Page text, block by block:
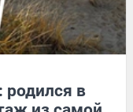
родился в